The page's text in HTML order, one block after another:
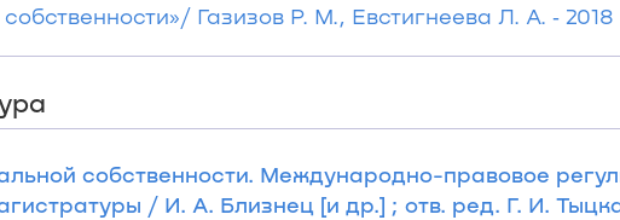
Газизов Р. М., Евстигнеева Л. А. ‐ 2018
собственности. Международно-правовое
/ И. А. Близнец [и др.] ; отв. ред. Г. И.